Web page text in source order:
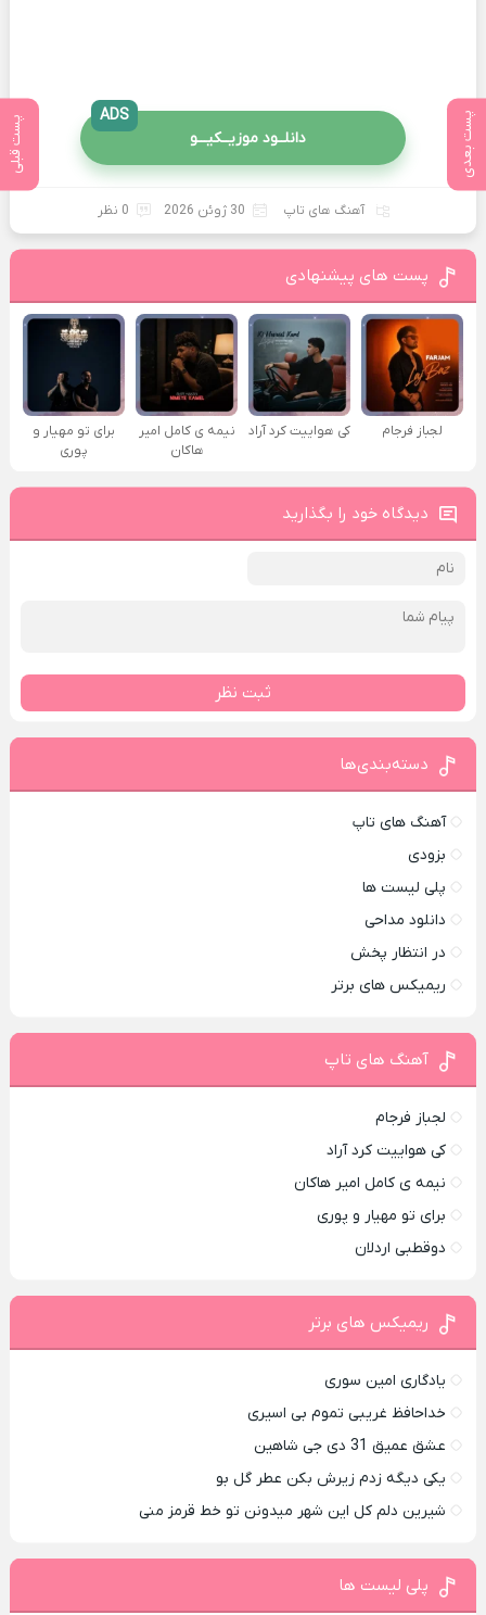
پست بعدی پست قبلی دانلــود موزیــکیـــو
ADS
آهنگ های تاپ 30 ژوئن 2026 0 نظر
پست های پیشنهادی
لجباز فرجام کی هواییت کرد آراد
نیمه ی کامل امیر
هاکان
برای تو مهیار و
پوری
دیدگاه خود را بگذارید
ثبت نظر
دسته‌بندی‌ها
آهنگ های تاپ
بزودی
پلی لیست ها
دانلود مداحی
در انتظار پخش
ریمیکس های برتر
آهنگ های تاپ
لجباز فرجام
کی هواییت کرد آراد
نیمه ی کامل امیر هاکان
برای تو مهیار و پوری
دوقطبی اردلان
ریمیکس های برتر
یادگاری امین سوری
خداحافظ غریبی تموم بی اسیری
عشق عمیق 31 دی جی شاهین
یکی دیگه زدم زیرش بکن عطر گل بو
شیرین دلم کل این شهر میدونن تو خط قرمز منی
پلی لیست ها